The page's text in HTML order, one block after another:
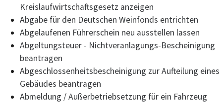
Kreislaufwirtschaftsgesetz anzeigen
Abgabe für den Deutschen Weinfonds entrichten
Abgelaufenen Führerschein neu ausstellen lassen
Abgeltungsteuer - Nichtveranlagungs-Bescheinigung
beantragen
Abgeschlossenheitsbescheinigung zur Aufteilung eines
Gebäudes beantragen
Abmeldung / Außerbetriebsetzung für ein Fahrzeug